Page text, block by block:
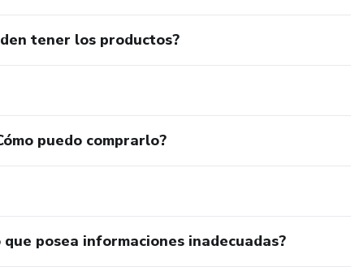
tener los productos?
puedo comprarlo?
posea informaciones inadecuadas?